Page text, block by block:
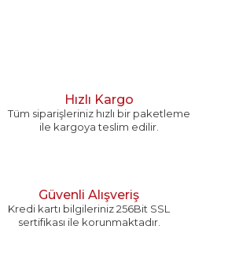
Hızlı Kargo
Tüm siparişleriniz hızlı bir paketleme
ile kargoya teslim edilir.
Güvenli Alışveriş
Kredi kartı bilgileriniz 256Bit SSL
sertifikası ile korunmaktadır.